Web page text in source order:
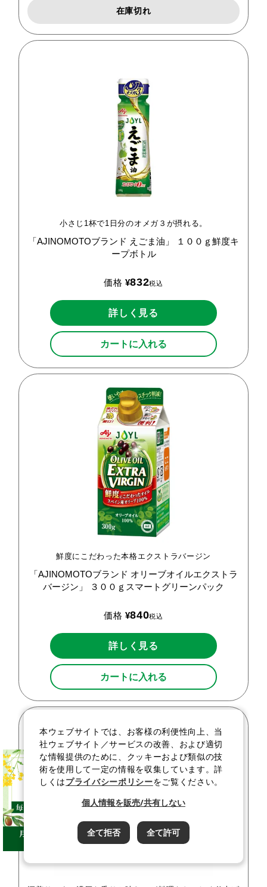
在庫切れ
小さじ1杯で1日分のオメガ３が摂れる。
「AJINOMOTOブランド えごま油」
１００ｇ鮮度キ
ープボトル
価格 ¥832税込
詳しく見る
カートに入れる
鮮度にこだわった本格エクストラバージン
「AJINOMOTOブランド オリーブオイルエクストラ
バージン」
３００ｇスマートグリーンパック
価格 ¥840税込
詳しく見る
カートに入れる
本ウェブサイトでは、お客様の利便性向上、当
社ウェブサイト／サービスの改善、および適切
な情報提供のために、クッキーおよび類似の技
術を使用して一定の情報を収集しています。詳
しくはプライバシーポリシーをご覧ください。
個人情報を販売/共有しない
全て拒否 全て許可